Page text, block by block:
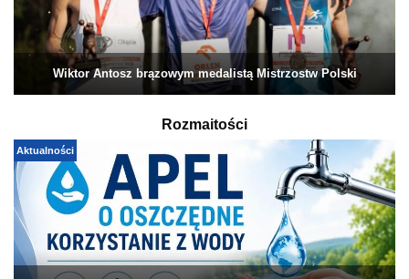
Wiktor Antosz brązowym medalistą Mistrzostw Polski
Rozmaitości
Aktualności